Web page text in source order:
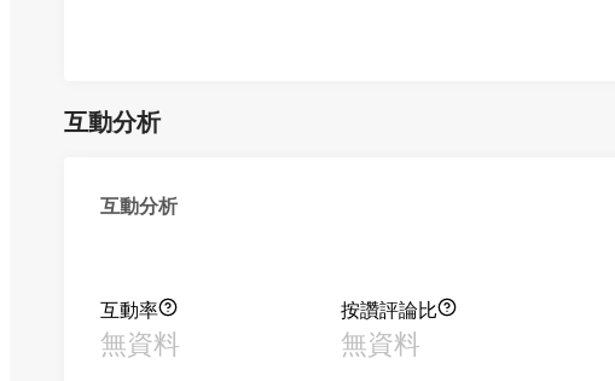
互動分析
互動分析
互動率
無資料
按讚評論比
無資料